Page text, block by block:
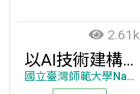
2.61k
以AI技術建構英文聊天機器人及寫作自動批改系統
國立臺灣師範大學National Taiwan Normal University